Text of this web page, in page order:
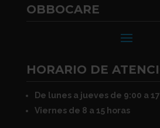
OBBOCARE
HORARIO DE
De lunes a jueves de 9:00 a
Viernes de 8 a 15 horas